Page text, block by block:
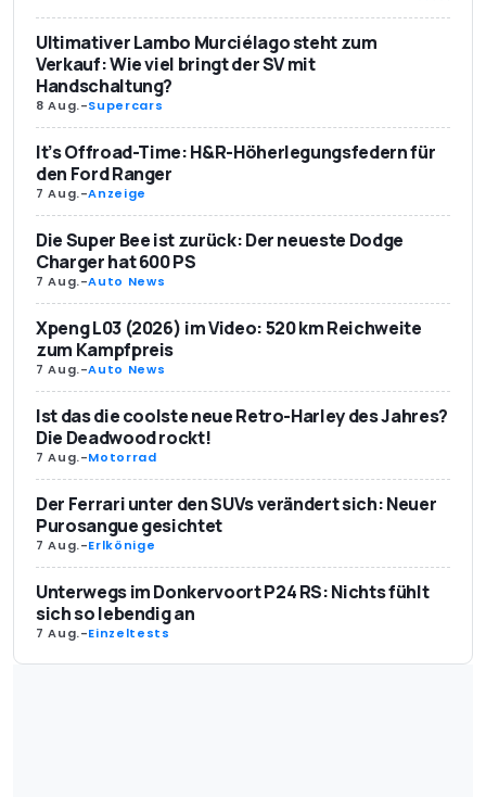
Ultimativer Lambo Murciélago steht zum
Verkauf: Wie viel bringt der SV mit
Handschaltung?
8 Aug.-Supercars
It’s Offroad-Time: H&R-Höherlegungsfedern für
den Ford Ranger
7 Aug.-Anzeige
Die Super Bee ist zurück: Der neueste Dodge
Charger hat 600 PS
7 Aug.-Auto News
Xpeng L03 (2026) im Video: 520 km Reichweite
zum Kampfpreis
7 Aug.-Auto News
Ist das die coolste neue Retro-Harley des Jahres?
Die Deadwood rockt!
7 Aug.-Motorrad
Der Ferrari unter den SUVs verändert sich: Neuer
Purosangue gesichtet
7 Aug.-Erlkönige
Unterwegs im Donkervoort P24 RS: Nichts fühlt
sich so lebendig an
7 Aug.-Einzeltests